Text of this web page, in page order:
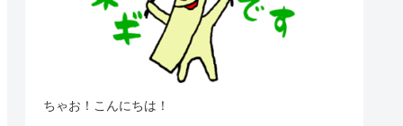
ちゃお！こんにちは！